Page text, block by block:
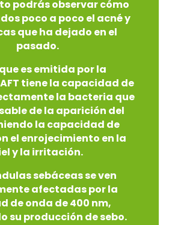
podrás observar cómo
poco a poco el acné y
que ha dejado en el
pasado.
es emitida por la
tiene la capacidad de
la bacteria que
de la aparición del
la capacidad de
el enrojecimiento en la
y la irritación.
sebáceas se ven
afectadas por la
de onda de 400 nm,
su producción de sebo.